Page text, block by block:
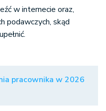
w internecie oraz,
podawczych, skąd
pracownika w 2026